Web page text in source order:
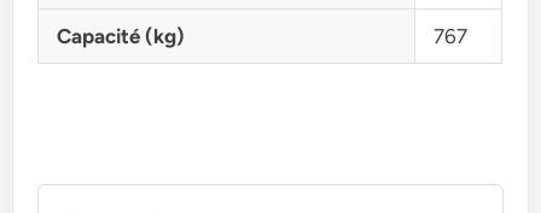
Capacité (kg) 767